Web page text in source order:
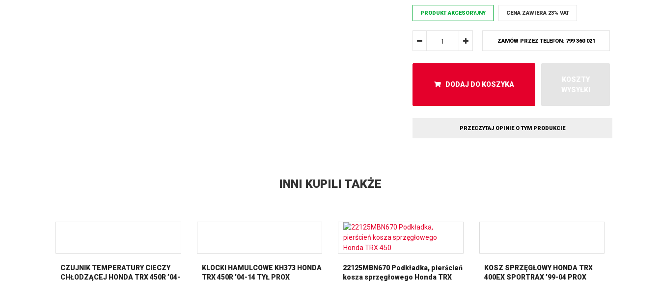
PRODUKT AKCESORYJNY CENA ZAWIERA 23% VAT
ZAMÓW PRZEZ TELEFON: 799 360 021
DODAJ DO KOSZYKA
KOSZTY
WYSYŁKI
PRZECZYTAJ OPINIE O TYM PRODUKCIE
INNI KUPILI TAKŻE
CZUJNIK TEMPERATURY CIECZY
CHŁODZĄCEJ HONDA TRX 450R ’04-
KLOCKI HAMULCOWE KH373 HONDA
TRX 450R ’04-14 TYŁ PROX
22125MBN670 Podkładka, pierścień
kosza sprzęgłowego Honda TRX
KOSZ SPRZĘGŁOWY HONDA TRX
400EX SPORTRAX ’99-04 PROX